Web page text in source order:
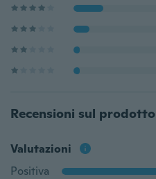
Recensioni sul prodotto
Valutazioni
Positiva